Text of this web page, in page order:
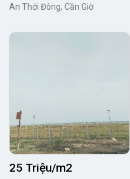
An Thới Đông, Cần Giờ
25 Triệu/m2